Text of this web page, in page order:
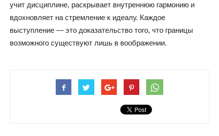
учит дисциплине, раскрывает внутреннюю гармонию и
вдохновляет на стремление к идеалу. Каждое
выступление — это доказательство того, что границы
возможного существуют лишь в воображении.